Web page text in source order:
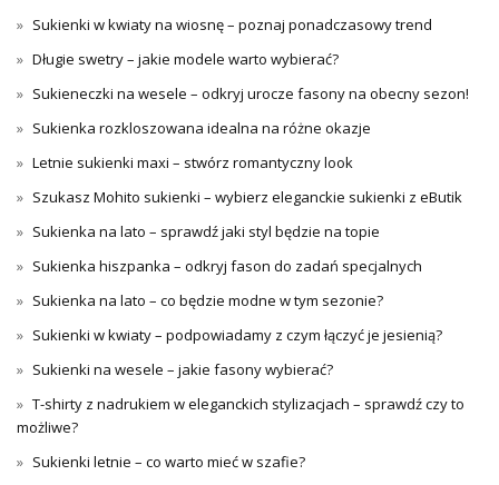
Sukienki w kwiaty na wiosnę – poznaj ponadczasowy trend
Długie swetry – jakie modele warto wybierać?
Sukieneczki na wesele – odkryj urocze fasony na obecny sezon!
Sukienka rozkloszowana idealna na różne okazje
Letnie sukienki maxi – stwórz romantyczny look
Szukasz Mohito sukienki – wybierz eleganckie sukienki z eButik
Sukienka na lato – sprawdź jaki styl będzie na topie
Sukienka hiszpanka – odkryj fason do zadań specjalnych
Sukienka na lato – co będzie modne w tym sezonie?
Sukienki w kwiaty – podpowiadamy z czym łączyć je jesienią?
Sukienki na wesele – jakie fasony wybierać?
T-shirty z nadrukiem w eleganckich stylizacjach – sprawdź czy to
możliwe?
Sukienki letnie – co warto mieć w szafie?